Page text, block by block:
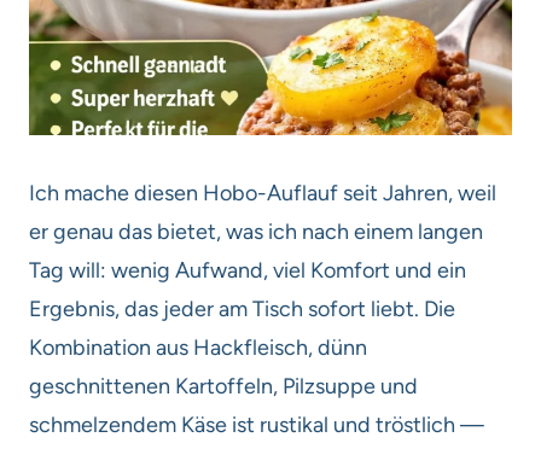
Ich mache diesen Hobo-Auflauf seit Jahren, weil
er genau das bietet, was ich nach einem langen
Tag will: wenig Aufwand, viel Komfort und ein
Ergebnis, das jeder am Tisch sofort liebt. Die
Kombination aus Hackfleisch, dünn
geschnittenen Kartoffeln, Pilzsuppe und
schmelzendem Käse ist rustikal und tröstlich —